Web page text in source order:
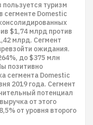
туризм
сегменте Domestic
$1,74 млрд против
млрд. Сегмент
ожидания.
до $375 млн
позитивно
сегмента Domestic
2019 года. Сегмент
потенциал
от этого
от уровня второго